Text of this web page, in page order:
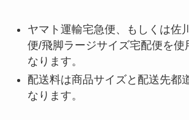
ヤマト運輸宅急便、もしくは佐
便/飛脚ラージサイズ宅配便を使
なります。
配送料は商品サイズと配送先都
なります。